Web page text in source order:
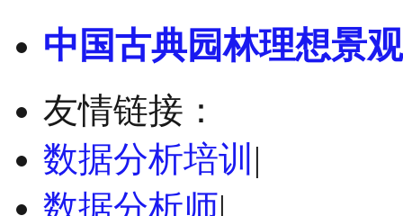
中国古典园林理想景
友情链接：
数据分析培训 |
数据分析师|